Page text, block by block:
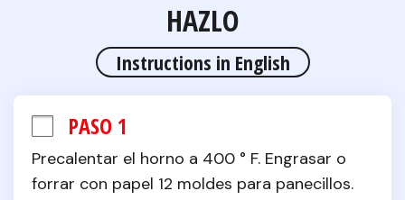
HAZLO
Instructions in English
PASO 1
Precalentar el horno a 400 ° F. Engrasar o
forrar con papel 12 moldes para panecillos.